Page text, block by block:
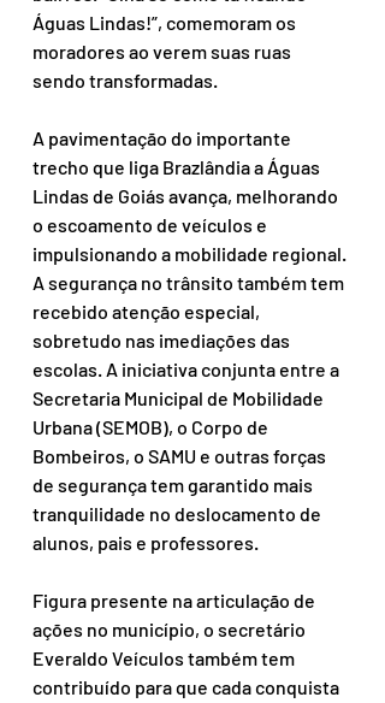
Águas Lindas!”, comemoram os
moradores ao verem suas ruas
sendo transformadas.
A pavimentação do importante
trecho que liga Brazlândia a Águas
Lindas de Goiás avança, melhorando
o escoamento de veículos e
impulsionando a mobilidade regional.
A segurança no trânsito também tem
recebido atenção especial,
sobretudo nas imediações das
escolas. A iniciativa conjunta entre a
Secretaria Municipal de Mobilidade
Urbana (SEMOB), o Corpo de
Bombeiros, o SAMU e outras forças
de segurança tem garantido mais
tranquilidade no deslocamento de
alunos, pais e professores.
Figura presente na articulação de
ações no município, o secretário
Everaldo Veículos também tem
contribuído para que cada conquista